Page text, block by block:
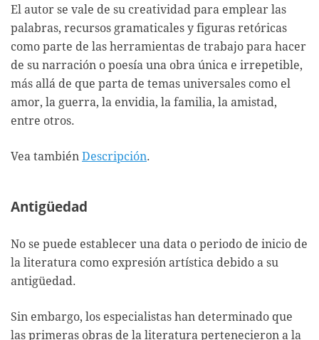
El autor se vale de su creatividad para emplear las
palabras, recursos gramaticales y figuras retóricas
como parte de las herramientas de trabajo para hacer
de su narración o poesía una obra única e irrepetible,
más allá de que parta de temas universales como el
amor, la guerra, la envidia, la familia, la amistad,
entre otros.
Vea también Descripción.
Antigüedad
No se puede establecer una data o periodo de inicio de
la literatura como expresión artística debido a su
antigüedad.
Sin embargo, los especialistas han determinado que
las primeras obras de la literatura pertenecieron a la